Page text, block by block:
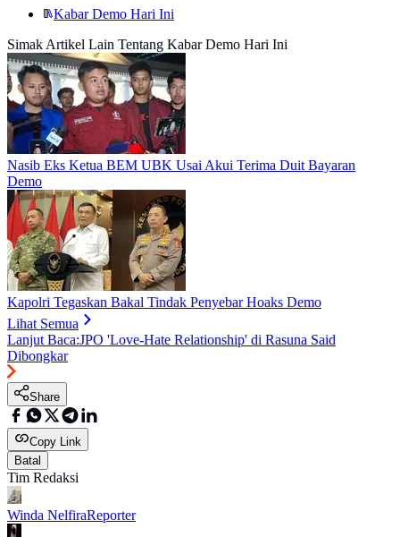
Kabar Demo Hari Ini
Simak Artikel Lain Tentang Kabar Demo Hari Ini
Nasib Eks Ketua BEM UBK Usai Akui Terima Duit Bayaran
Demo
Kapolri Tegaskan Bakal Tindak Penyebar Hoaks Demo
Lihat Semua
Lanjut Baca:JPO 'Love-Hate Relationship' di Rasuna Said
Dibongkar
Share
Copy Link
Batal
Tim Redaksi
Winda NelfiraReporter